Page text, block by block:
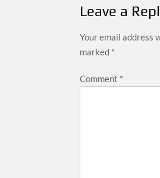
Leave a
Your email address
marked *
Comment *